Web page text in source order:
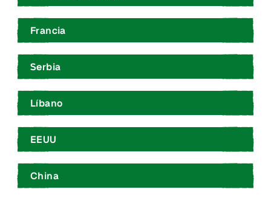
Francia
Serbia
Líbano
EEUU
China